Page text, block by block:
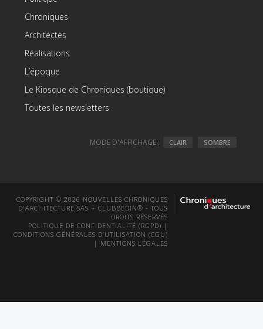
Chroniques
Architectes
Réalisations
L’époque
Le Kiosque de Chroniques (boutique)
Toutes les newsletters
MODE D'AFFICHAGE : CLAIR SOMBRE
COPYRIGHT © 2026 NOUVELLES CHRONIQUES
D'ARCHITECTURE SAS + CLUBBEDIN® - TOUS
DROITS RÉSERVÉS
POLITIQUE DE CONFIDENTIALITÉ (RGPD) |
CONDITIONS GÉNÉRALES D’UTILISATION (CGU)
| MENTIONS LÉGALES